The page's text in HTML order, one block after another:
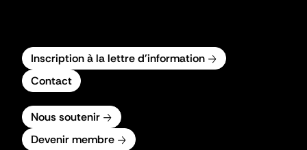
Inscription à la lettre d'information
Contact
Nous soutenir
Devenir membre